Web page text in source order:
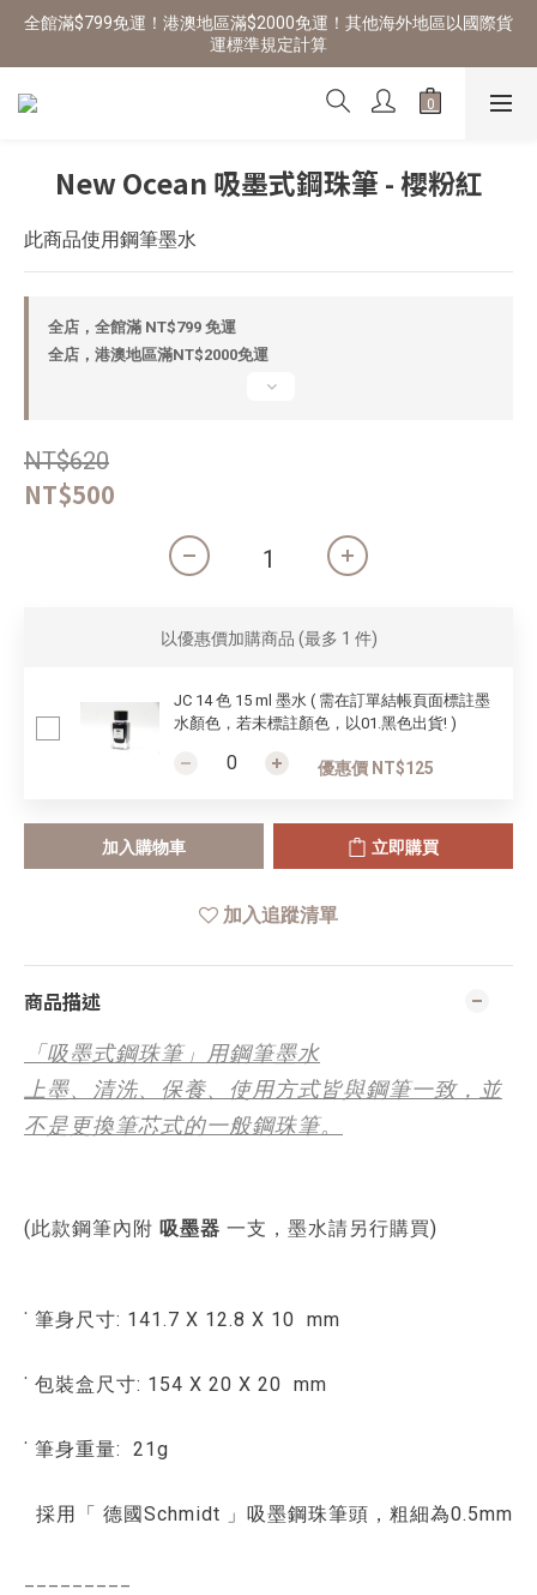
全館滿$799免運！港澳地區滿$2000免運！其他海外地區以國際貨
運標準規定計算
New Ocean 吸墨式鋼珠筆 - 櫻粉紅
此商品使用鋼筆墨水
全店，全館滿 NT$799 免運
全店，港澳地區滿NT$2000免運
NT$620
NT$500
以優惠價加購商品 (最多 1 件)
JC 14 色 15 ml 墨水 ( 需在訂單結帳頁面標註墨
水顏色，若未標註顏色，以01.黑色出貨! )
優惠價 NT$125
加入購物車 立即購買
加入追蹤清單
商品描述
「吸墨式鋼珠筆」用鋼筆墨水
上墨、清洗、保養、使用方式皆與鋼筆一致，並
不是更換筆芯式的一般鋼珠筆。
(此款鋼筆內附 吸墨器 一支，墨水請另行購買)
˙ 筆身尺寸: 141.7 X 12.8 X 10 mm
˙ 包裝盒尺寸: 154 X 20 X 20 mm
˙ 筆身重量: 21g
採用「 德國Schmidt 」吸墨鋼珠筆頭，粗細為0.5mm